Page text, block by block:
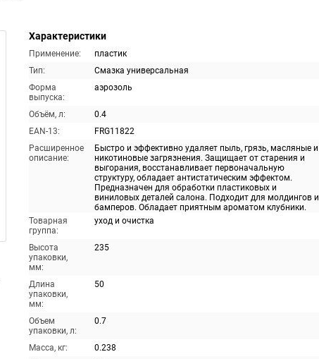
Характеристики
Применение:
пластик
Тип:
Смазка универсальная
Форма
выпуска:
аэрозоль
Объём, л:
0.4
EAN-13:
FRG11822
Расширенное
описание:
Быстро и эффективно удаляет пыль, грязь, масляные и
никотиновые загрязнения. Защищает от старения и
выгорания, восстанавливает первоначальную
структуру, обладает антистатическим эффектом.
Предназначен для обработки пластиковых и
виниловых деталей салона. Подходит для молдингов и
бамперов. Обладает приятным ароматом клубники.
Товарная
группа:
уход и очистка
Высота
упаковки,
мм:
235
Длина
упаковки,
мм:
50
Объем
упаковки, л:
0.7
Масса, кг:
0.238